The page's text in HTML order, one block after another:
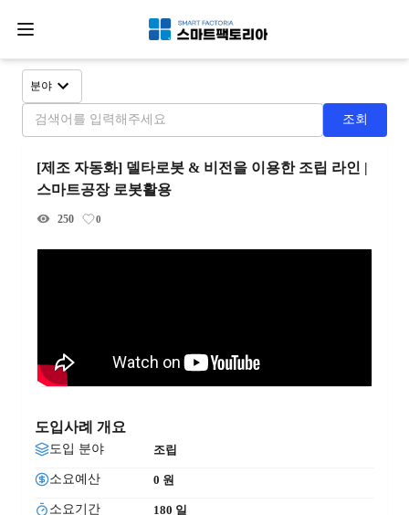
분야
조회
[제조 자동화] 델타로봇 & 비전을 이용한 조립 라인 |
스마트공장 로봇활용
250 0
도입사례 개요
도입 분야 조립
소요예산 0 원
소요기간 180 일